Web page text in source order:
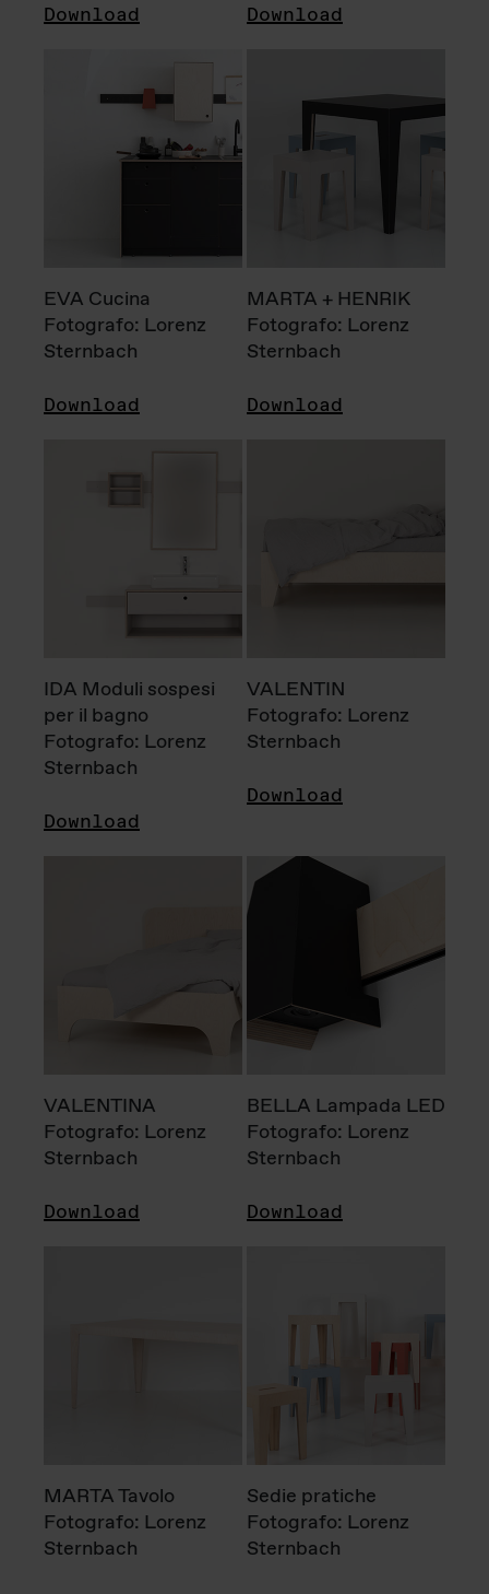
Download Download
EVA Cucina
Fotografo: Lorenz
Sternbach
Download
MARTA + HENRIK
Fotografo: Lorenz
Sternbach
Download
IDA Moduli sospesi
per il bagno
Fotografo: Lorenz
Sternbach
Download
VALENTIN
Fotografo: Lorenz
Sternbach
Download
VALENTINA
Fotografo: Lorenz
Sternbach
Download
BELLA Lampada LED
Fotografo: Lorenz
Sternbach
Download
MARTA Tavolo
Fotografo: Lorenz
Sternbach
Sedie pratiche
Fotografo: Lorenz
Sternbach